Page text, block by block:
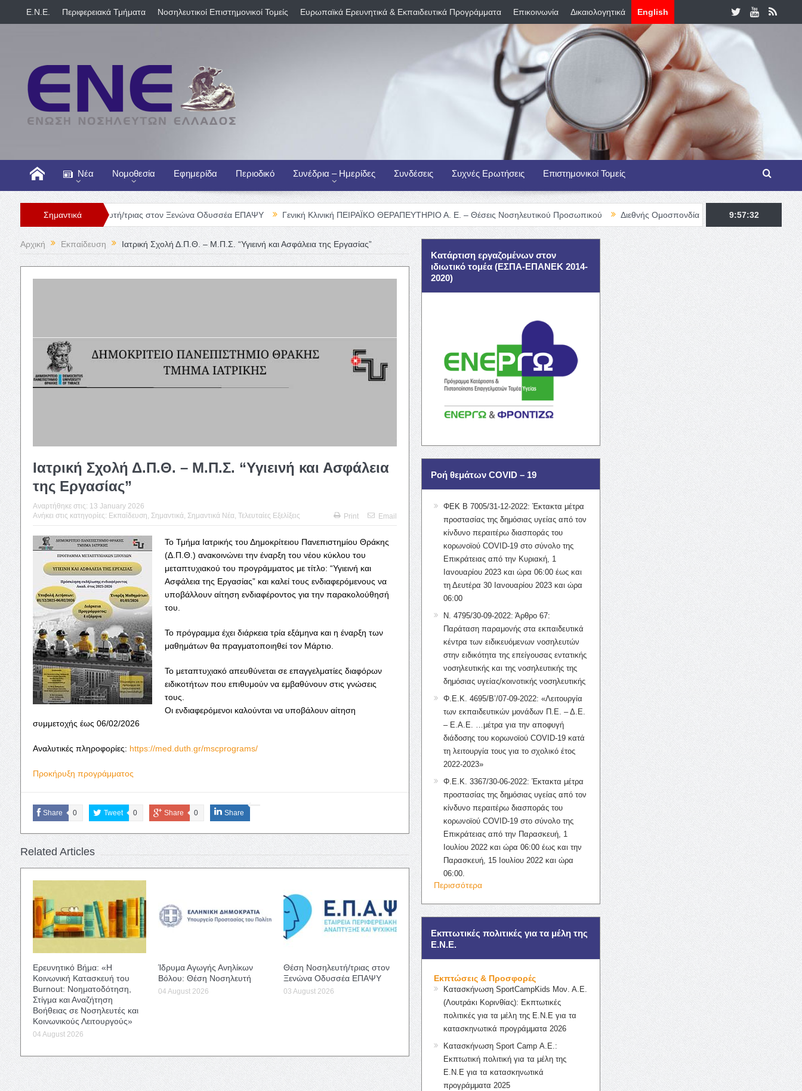
E.N.E. Περιφερειακά Τμήματα Νοσηλευτικοί Επιστημονικοί Τομείς Ευρωπαϊκά Ερευνητικά & Εκπαιδευτικά Προγράμματα Επικοινωνία Δικαιολογητικά English
Νέα Νομοθεσία Εφημερίδα Περιοδικό Συνέδρια – Ημερίδες Συνδέσεις Συχνές Ερωτήσεις Επιστημονικοί Τομείς
Σημαντικά
Θέση Νοσηλευτή/τριας στον Ξενώνα Οδυσσέα ΕΠΑΨΥ Γενική Κλινική ΠΕΙΡΑΪΚΟ ΘΕΡΑΠΕΥΤΗΡΙΟ Α. Ε. – Θέσεις Νοσηλευτικού Προσωπικού Διεθνής Ομοσπονδία Θαλασσαιμίας – TIF Fellowship
9:57:33
Αρχική Εκπαίδευση Ιατρική Σχολή Δ.Π.Θ. – Μ.Π.Σ. “Υγιεινή και Ασφάλεια της Εργασίας”
Ιατρική Σχολή Δ.Π.Θ. – Μ.Π.Σ. “Υγιεινή και Ασφάλεια
της Εργασίας”
Αναρτήθηκε στις: 13 January 2026
Ανήκει στις κατηγορίες: Εκπαίδευση Σημαντικά Σημαντικά Νέα Τελευταίες Εξελίξεις Print Email
Το Τμήμα Ιατρικής του Δημοκρίτειου Πανεπιστημίου Θράκης
(Δ.Π.Θ.) ανακοινώνει την έναρξη του νέου κύκλου του
μεταπτυχιακού του προγράμματος με τίτλο: “Υγιεινή και
Ασφάλεια της Εργασίας” και καλεί τους ενδιαφερόμενους να
υποβάλλουν αίτηση ενδιαφέροντος για την παρακολούθησή
του.
Το πρόγραμμα έχει διάρκεια τρία εξάμηνα και η έναρξη των
μαθημάτων θα πραγματοποιηθεί τον Μάρτιο.
Το μεταπτυχιακό απευθύνεται σε επαγγελματίες διαφόρων
ειδικοτήτων που επιθυμούν να εμβαθύνουν στις γνώσεις
τους.
Οι ενδιαφερόμενοι καλούνται να υποβάλουν αίτηση
συμμετοχής έως 06/02/2026
Αναλυτικές πληροφορίες: https://med.duth.gr/mscprograms/
Προκήρυξη προγράμματος
Share 0 Tweet 0 Share 0 Share
Related Articles
Ερευνητικό Βήμα: «Η
Κοινωνική Κατασκευή του
Burnout: Νοηματοδότηση,
Στίγμα και Αναζήτηση
Βοήθειας σε Νοσηλευτές και
Κοινωνικούς Λειτουργούς»
04 August 2026
Ίδρυμα Αγωγής Ανηλίκων
Βόλου: Θέση Νοσηλευτή
04 August 2026
Θέση Νοσηλευτή/τριας στον
Ξενώνα Οδυσσέα ΕΠΑΨΥ
03 August 2026
Κατάρτιση εργαζομένων στον
ιδιωτικό τομέα (ΕΣΠΑ-ΕΠΑΝΕΚ 2014-
2020)
Ροή θεμάτων COVID – 19
ΦΕΚ Β 7005/31-12-2022: Έκτακτα μέτρα
προστασίας της δημόσιας υγείας από τον
κίνδυνο περαιτέρω διασποράς του
κορωνοϊού COVID-19 στο σύνολο της
Επικράτειας από την Κυριακή, 1
Ιανουαρίου 2023 και ώρα 06:00 έως και
τη Δευτέρα 30 Ιανουαρίου 2023 και ώρα
06:00
Ν. 4795/30-09-2022: Άρθρο 67:
Παράταση παραμονής στα εκπαιδευτικά
κέντρα των ειδικευόμενων νοσηλευτών
στην ειδικότητα της επείγουσας εντατικής
νοσηλευτικής και της νοσηλευτικής της
δημόσιας υγείας/κοινοτικής νοσηλευτικής
Φ.Ε.Κ. 4695/Β’/07-09-2022: «Λειτουργία
των εκπαιδευτικών μονάδων Π.Ε. – Δ.Ε.
– Ε.Α.Ε. …μέτρα για την αποφυγή
διάδοσης του κορωνοϊού COVID-19 κατά
τη λειτουργία τους για το σχολικό έτος
2022-2023»
Φ.Ε.Κ. 3367/30-06-2022: Έκτακτα μέτρα
προστασίας της δημόσιας υγείας από τον
κίνδυνο περαιτέρω διασποράς του
κορωνοϊού COVID-19 στο σύνολο της
Επικράτειας από την Παρασκευή, 1
Ιουλίου 2022 και ώρα 06:00 έως και την
Παρασκευή, 15 Ιουλίου 2022 και ώρα
06:00.
Περισσότερα
Εκπτωτικές πολιτικές για τα μέλη της
Ε.Ν.Ε.
Εκπτώσεις & Προσφορές
Κατασκήνωση SportCampKids Μον. Α.Ε.
(Λουτράκι Κορινθίας): Εκπτωτικές
πολιτικές για τα μέλη της Ε.Ν.Ε για τα
κατασκηνωτικά προγράμματα 2026
Κατασκήνωση Sport Camp Α.Ε.:
Εκπτωτική πολιτική για τα μέλη της
Ε.Ν.Ε για τα κατασκηνωτικά
προγράμματα 2025